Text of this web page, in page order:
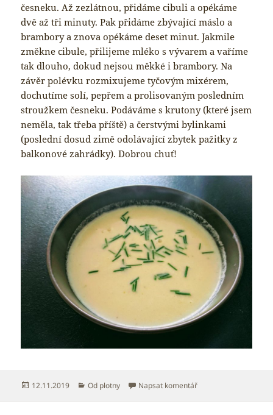
česneku. Až zezlátnou, přidáme cibuli a opékáme
dvě až tři minuty. Pak přidáme zbývající máslo a
brambory a znova opékáme deset minut. Jakmile
změkne cibule, přilijeme mléko s vývarem a vaříme
tak dlouho, dokud nejsou měkké i brambory. Na
závěr polévku rozmixujeme tyčovým mixérem,
dochutíme solí, pepřem a prolisovaným posledním
stroužkem česneku. Podáváme s krutony (které jsem
neměla, tak třeba příště) a čerstvými bylinkami
(poslední dosud zimě odolávající zbytek pažitky z
balkonové zahrádky). Dobrou chuť!
Publikováno:
12.11.2019 Rubriky:
Od plotny Napsat komentářpro text s názvem